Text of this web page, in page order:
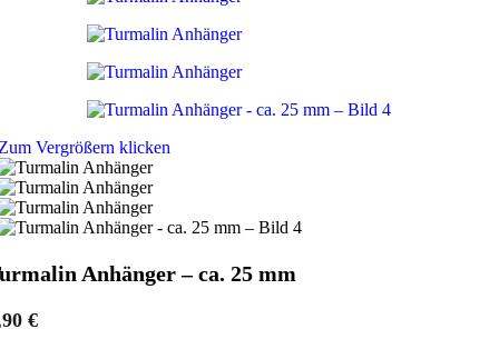
Vergrößern klicken
Anhänger – ca. 25 mm
€